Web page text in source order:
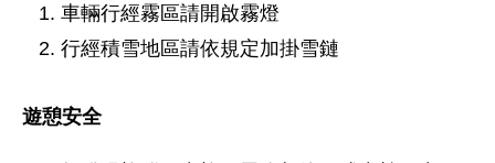
車輛行經霧區請開啟霧燈
行經積雪地區請依規定加掛雪鏈
遊憩安全